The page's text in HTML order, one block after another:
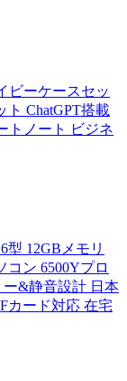
ビーケースセッ
ト ChatGPT搭載
トノート ビジネ
型 12GBメモリ
コン 6500Yプロ
ー&静音設計 日本
カード対応 在宅